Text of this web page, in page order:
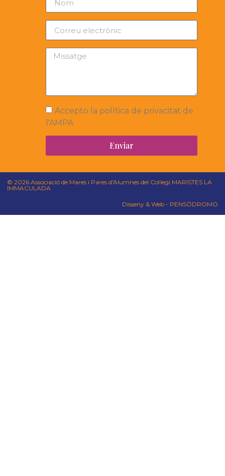
Accepto la política de privacitat de
l'AMPA
Enviar
© 2026 Associació de Mares i Pares d'Alumnes del Col·legi MARISTES LA
IMMACULADA
Disseny & Web - PENSÓDROMO